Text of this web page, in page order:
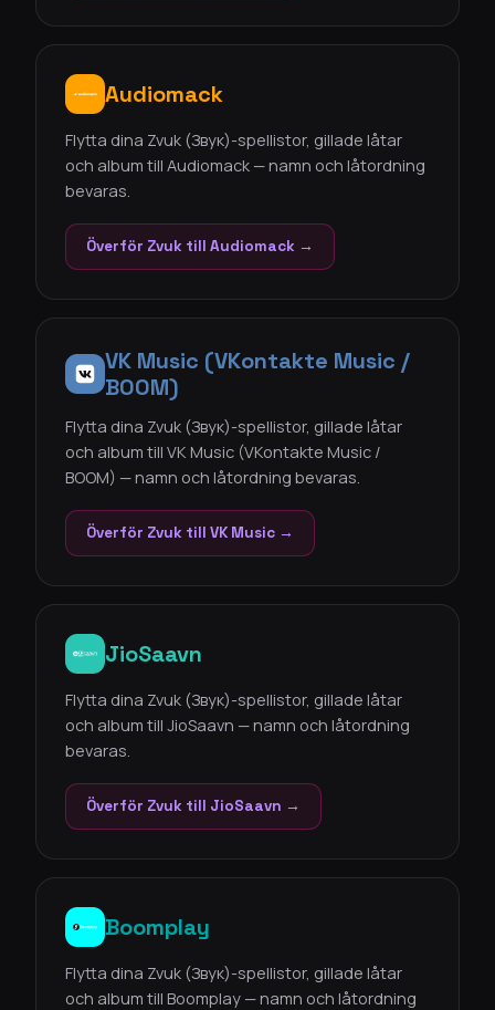
Audiomack
Flytta dina Zvuk (Звук)-spellistor, gillade låtar
och album till Audiomack — namn och låtordning
bevaras.
Överför Zvuk till Audiomack →
VK Music (VKontakte Music /
BOOM)
Flytta dina Zvuk (Звук)-spellistor, gillade låtar
och album till VK Music (VKontakte Music /
BOOM) — namn och låtordning bevaras.
Överför Zvuk till VK Music →
JioSaavn
Flytta dina Zvuk (Звук)-spellistor, gillade låtar
och album till JioSaavn — namn och låtordning
bevaras.
Överför Zvuk till JioSaavn →
Boomplay
Flytta dina Zvuk (Звук)-spellistor, gillade låtar
och album till Boomplay — namn och låtordning